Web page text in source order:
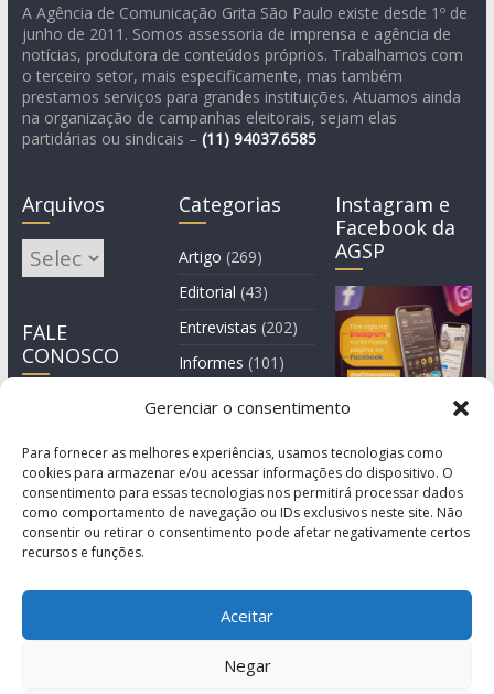
Gerenciar o consentimento
Para fornecer as melhores experiências, usamos tecnologias como
cookies para armazenar e/ou acessar informações do dispositivo. O
consentimento para essas tecnologias nos permitirá processar dados
como comportamento de navegação ou IDs exclusivos neste site. Não
consentir ou retirar o consentimento pode afetar negativamente certos
recursos e funções.
Aceitar
Negar
A Agência de Comunicação Grita São Paulo existe desde 1º de
junho de 2011. Somos assessoria de imprensa e agência de
notícias, produtora de conteúdos próprios. Trabalhamos com
o terceiro setor, mais especificamente, mas também
prestamos serviços para grandes instituições. Atuamos ainda
na organização de campanhas eleitorais, sejam elas
partidárias ou sindicais – (11) 94037.6585
Arquivos
Arquivos
FALE
CONOSCO
Categorias
Artigo (269)
Editorial (43)
Entrevistas (202)
Informes (101)
Manchete
Instagram e
Facebook da
AGSP
© Copyright 2011-2026